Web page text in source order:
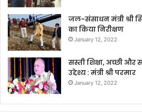
जल-संसाधन मंत्री श्री
का किया निरीक्षण
January 12, 2022
सस्ती शिक्षा, अच्छी और
उद्देश्य : मंत्री श्री परमार
January 12, 2022